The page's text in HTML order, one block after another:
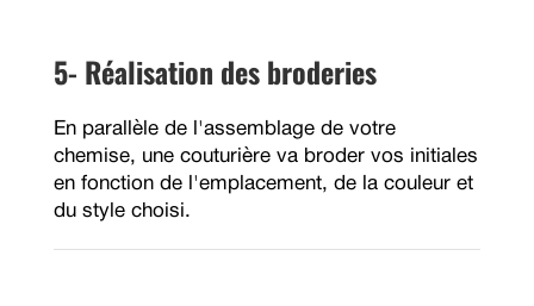
5- Réalisation des broderies
En parallèle de l'assemblage de votre
chemise, une couturière va broder vos initiales
en fonction de l'emplacement, de la couleur et
du style choisi.